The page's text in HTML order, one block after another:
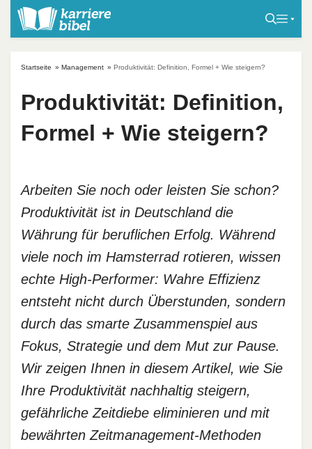
Startseite » Management » Produktivität: Definition, Formel + Wie steigern?
Produktivität: Definition,
Formel + Wie steigern?
Arbeiten Sie noch oder leisten Sie schon?
Produktivität ist in Deutschland die
Währung für beruflichen Erfolg. Während
viele noch im Hamsterrad rotieren, wissen
echte High-Performer: Wahre Effizienz
entsteht nicht durch Überstunden, sondern
durch das smarte Zusammenspiel aus
Fokus, Strategie und dem Mut zur Pause.
Wir zeigen Ihnen in diesem Artikel, wie Sie
Ihre Produktivität nachhaltig steigern,
gefährliche Zeitdiebe eliminieren und mit
bewährten Zeitmanagement-Methoden